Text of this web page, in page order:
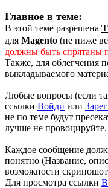
Главное в теме:
В этой теме разрешена
для Magento (не ниже
должны быть спрятаны
Также, для облегчения
выкладываемого
Любые вопросы (если
ссылки Войди или
не по теме будут
лучше не провоцируйте.
Каждое сообщение
понятно (Название,
возможности
Для просмотра ссылки